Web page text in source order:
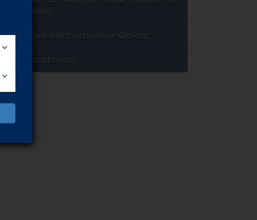
Jahreszahlen
Leitbild der Volkshochschule Koblenz
Qualitätssicherung